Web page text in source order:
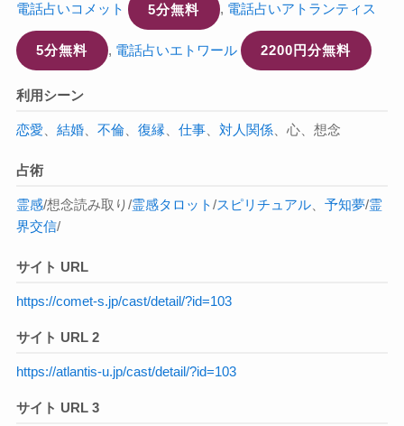
電話占いコメット 5分無料 , 電話占いアトランティス
5分無料 , 電話占いエトワール 2200円分無料
利用シーン
恋愛 結婚、 不倫、 復縁 仕事、 対人関係、心、想念
占術
霊感/想念読み取り/霊感タロット/スピリチュアル、 予知夢/霊
界交信/
サイト URL
https://comet-s.jp/cast/detail/?id=103
サイト URL 2
https://atlantis-u.jp/cast/detail/?id=103
サイト URL 3